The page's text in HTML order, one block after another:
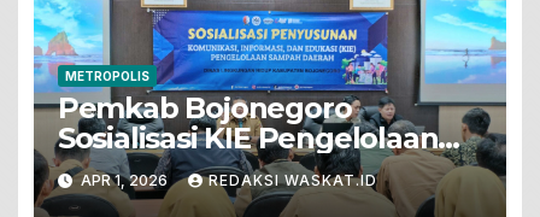
METROPOLIS
Pemkab Bojonegoro
Sosialisasi KIE Pengelolaan
Sampah
APR 1, 2026 REDAKSI WASKAT.ID